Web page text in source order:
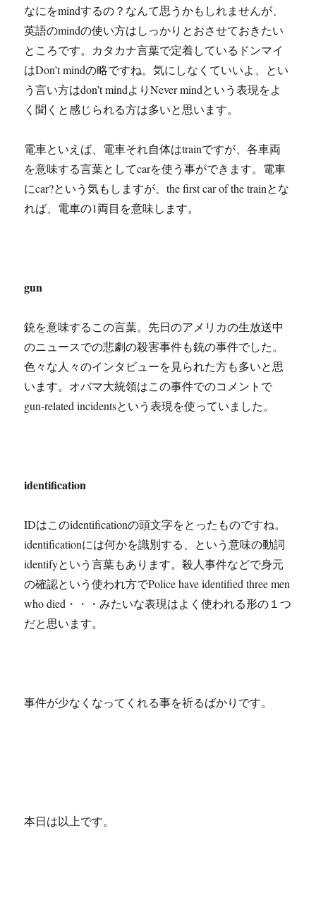
なにをmindするの？なんて思うかもしれませんが、
英語のmindの使い方はしっかりとおさせておきたい
ところです。カタカナ言葉で定着しているドンマイ
はDon’t mindの略ですね。気にしなくていいよ、とい
う言い方はdon’t mindよりNever mindという表現をよ
く聞くと感じられる方は多いと思います。
電車といえば、電車それ自体はtrainですが、各車両
を意味する言葉としてcarを使う事ができます。電車
にcar?という気もしますが、the first car of the trainとな
れば、電車の1両目を意味します。
gun
銃を意味するこの言葉。先日のアメリカの生放送中
のニュースでの悲劇の殺害事件も銃の事件でした。
色々な人々のインタビューを見られた方も多いと思
います。オバマ大統領はこの事件でのコメントで
gun-related incidentsという表現を使っていました。
identification
IDはこのidentificationの頭文字をとったものですね。
identificationには何かを識別する、という意味の動詞
identifyという言葉もあります。殺人事件などで身元
の確認という使われ方でPolice have identified three men
who died・・・みたいな表現はよく使われる形の１つ
だと思います。
事件が少なくなってくれる事を祈るばかりです。
本日は以上です。